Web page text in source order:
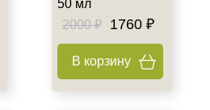
50 мл
2000 ₽
1760 ₽
В корзину